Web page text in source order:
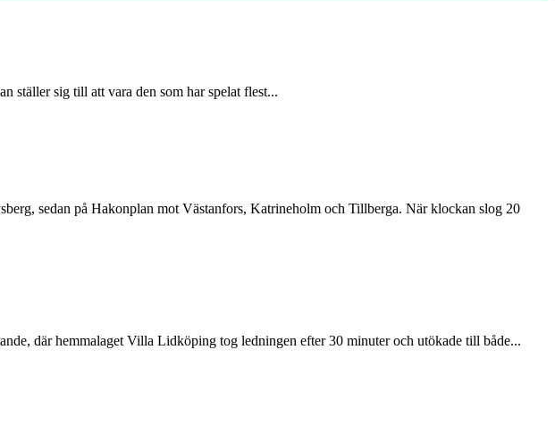
ställer sig till att vara den som har spelat flest...
sedan på Hakonplan mot Västanfors, Katrineholm och Tillberga. När klockan slog 20
där hemmalaget Villa Lidköping tog ledningen efter 30 minuter och utökade till både...